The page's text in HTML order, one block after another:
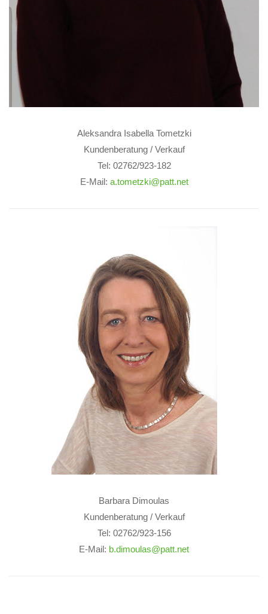
Aleksandra Isabella Tometzki
Kundenberatung / Verkauf
Tel: 02762/923-182
E-Mail: a.tometzki@patt.net
Barbara Dimoulas
Kundenberatung / Verkauf
Tel: 02762/923-156
E-Mail: b.dimoulas@patt.net